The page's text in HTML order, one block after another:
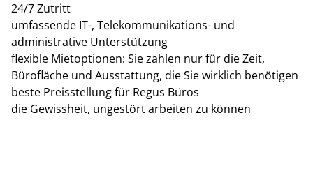
24/7 Zutritt
umfassende IT-, Telekommunikations- und
administrative Unterstützung
flexible Mietoptionen: Sie zahlen nur für die Zeit,
Bürofläche und Ausstattung, die Sie wirklich benötigen
beste Preisstellung für Regus Büros
die Gewissheit, ungestört arbeiten zu können